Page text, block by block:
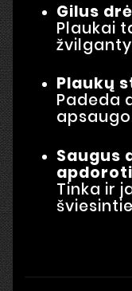
Gilus
Plaukai
Plaukų
Padeda
Saugus
Tinka ir